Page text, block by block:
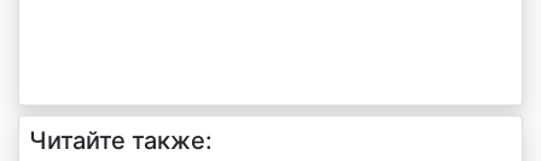
Читайте также: